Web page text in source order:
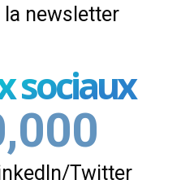
la newsletter
sociaux
Twitter